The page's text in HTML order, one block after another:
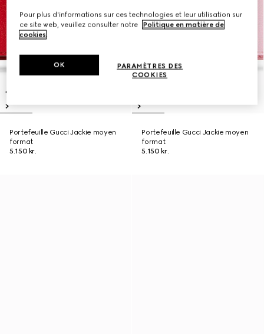
Portefeuille Gucci Jackie moyen
format
5.150 kr.
Portefeuille Gucci Jackie moyen
format
5.150 kr.
Pour plus d'informations sur ces technologies et leur utilisation sur
ce site web, veuillez consulter notre
Politique en matière de
cookies.
PARAMÈTRES DES
COOKIES
OK